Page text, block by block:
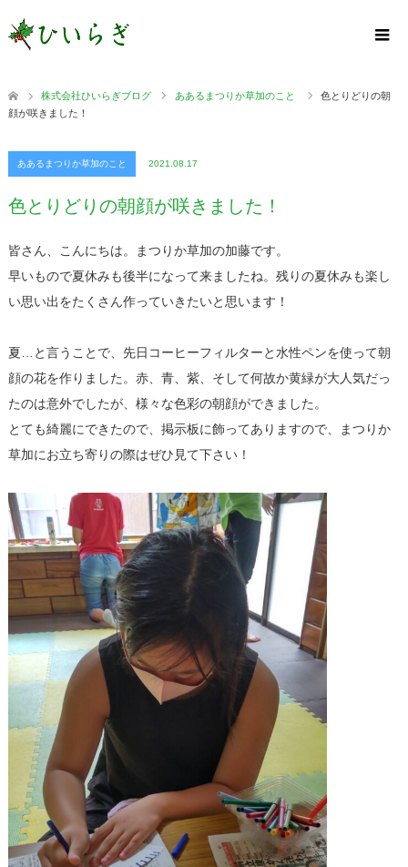
株式会社ひいらぎブログ ああるまつりか草加のこと
色とりどりの朝
顔が咲きました！
ああるまつりか草加のこと 2021.08.17
色とりどりの朝顔が咲きました！
皆さん、こんにちは。まつりか草加の加藤です。
早いもので夏休みも後半になって来ましたね。残りの夏休みも楽し
い思い出をたくさん作っていきたいと思います！
夏…と言うことで、先日コーヒーフィルターと水性ペンを使って朝
顔の花を作りました。赤、青、紫、そして何故か黄緑が大人気だっ
たのは意外でしたが、様々な色彩の朝顔ができました。
とても綺麗にできたので、掲示板に飾ってありますので、まつりか
草加にお立ち寄りの際はぜひ見て下さい！